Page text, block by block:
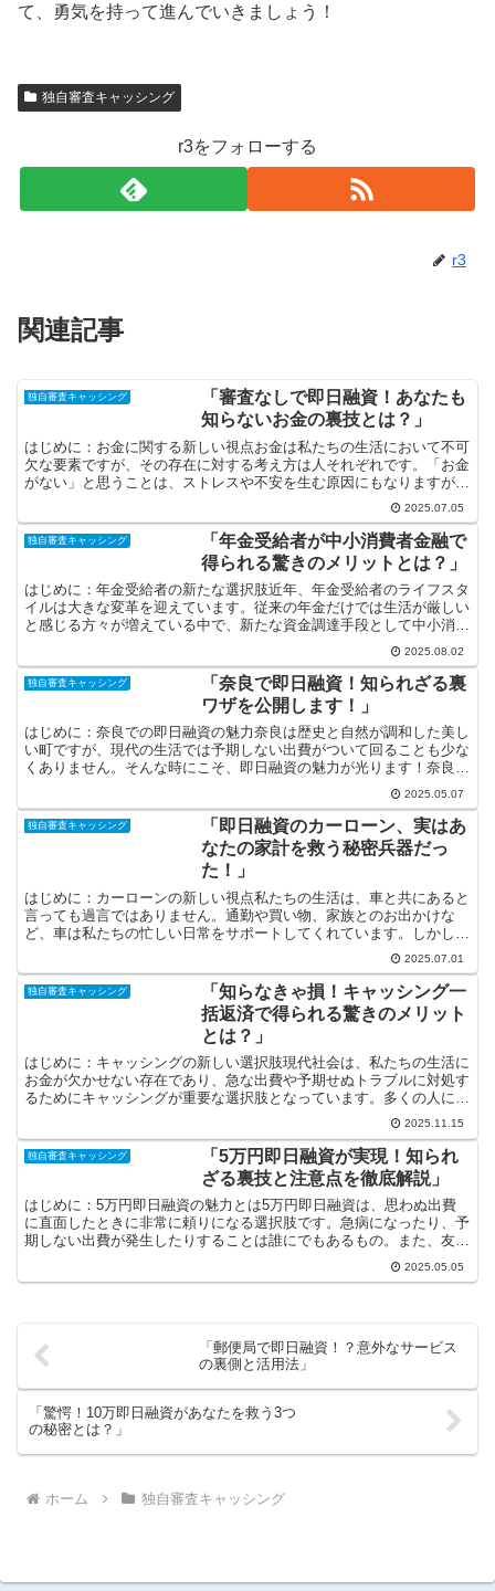
て、勇気を持って進んでいきましょう！
独自審査キャッシング
r3をフォローする
r3
関連記事
独自審査キャッシング
「審査なしで即日融資！あなたも
知らないお金の裏技とは？」
はじめに：お金に関する新しい視点お金は私たちの生活において不可
欠な要素ですが、その存在に対する考え方は人それぞれです。「お金
がない」と思うことは、ストレスや不安を生む原因にもなりますが、
一歩引いてその視点を変えてみると、意外な可能性が広がる...2025.07.05
独自審査キャッシング
「年金受給者が中小消費者金融で
得られる驚きのメリットとは？」
はじめに：年金受給者の新たな選択肢近年、年金受給者のライフスタ
イルは大きな変革を迎えています。従来の年金だけでは生活が厳しい
と感じる方々が増えている中で、新たな資金調達手段として中小消費
者金融が注目を集めています。この流れは、年金受給者にと...2025.08.02
独自審査キャッシング
「奈良で即日融資！知られざる裏
ワザを公開します！」
はじめに：奈良での即日融資の魅力奈良は歴史と自然が調和した美し
い町ですが、現代の生活では予期しない出費がついて回ることも少な
くありません。そんな時にこそ、即日融資の魅力が光ります！奈良に
は、多様な金融機関や融資サービスが揃っており、急な資金...2025.05.07
独自審査キャッシング
「即日融資のカーローン、実はあ
なたの家計を救う秘密兵器だっ
た！」
はじめに：カーローンの新しい視点私たちの生活は、車と共にあると
言っても過言ではありません。通勤や買い物、家族とのお出かけな
ど、車は私たちの忙しい日常をサポートしてくれています。しかし、
車を手に入れるためにはまとまった資金が必要になることが多...2025.07.01
独自審査キャッシング
「知らなきゃ損！キャッシング一
括返済で得られる驚きのメリット
とは？」
はじめに：キャッシングの新しい選択肢現代社会は、私たちの生活に
お金が欠かせない存在であり、急な出費や予期せぬトラブルに対処す
るためにキャッシングが重要な選択肢となっています。多くの人にと
って、キャッシングは緊急時の救世主のような役割を果たし...2025.11.15
独自審査キャッシング
「5万円即日融資が実現！知られ
ざる裏技と注意点を徹底解説」
はじめに：5万円即日融資の魅力とは5万円即日融資は、思わぬ出費
に直面したときに非常に頼りになる選択肢です。急病になったり、予
期しない出費が発生したりすることは誰にでもあるもの。また、友人
の結婚式に参加したいけれど、服飾費用が足りないというこ...2025.05.05
「郵便局で即日融資！？意外なサービス
の裏側と活用法」
「驚愕！10万即日融資があなたを救う3つ
の秘密とは？」
ホーム 独自審査キャッシング